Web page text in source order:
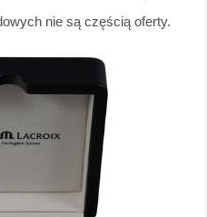
nie są częścią oferty.